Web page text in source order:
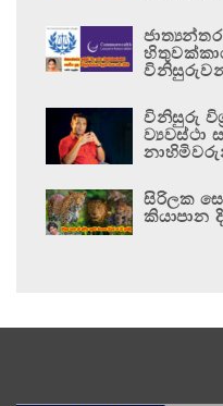
විනිසුරු
ව්‍යවස්ථා
සිරිලක
කියාපාන